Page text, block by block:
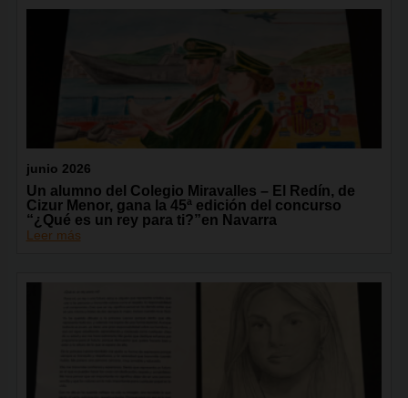
junio 2026
Un alumno del Colegio Miravalles – El Redín, de
Cizur Menor, gana la 45ª edición del concurso
“¿Qué es un rey para ti?”en Navarra
Leer más